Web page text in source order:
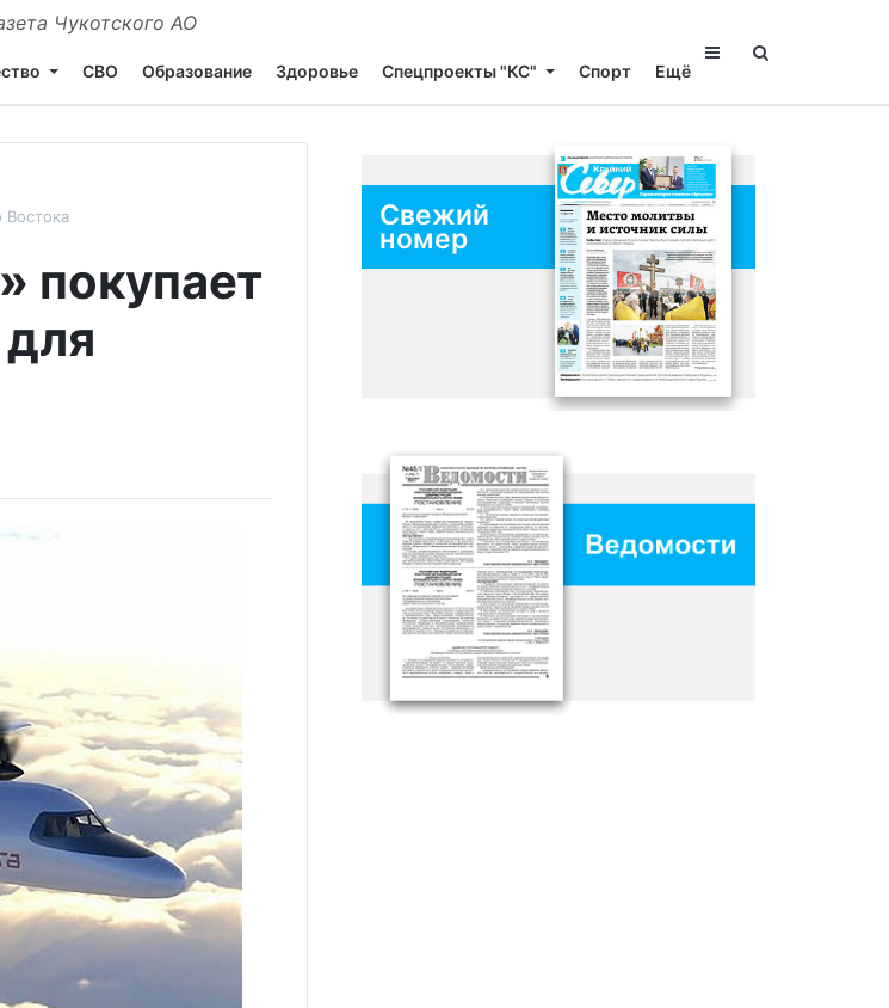
Чукотского АО
СВО Образование Здоровье Спецпроекты "КС" Спорт Ещё
Востока
покупает
Свежий
номер